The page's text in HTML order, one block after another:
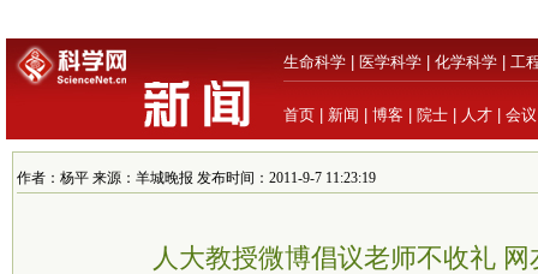
生命科学 医学科学 化学科学 工
首页 新闻 博客 院士 人才 会议
作者：杨平 来源：羊城晚报 发布时间：2011-9-7 11:23:19
人大教授微博倡议老师不收礼